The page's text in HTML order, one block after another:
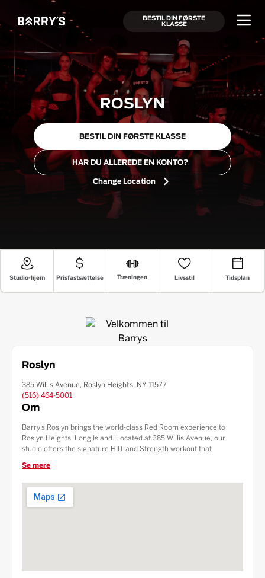
BESTIL DIN FØRSTE
KLASSE
ROSLYN
BESTIL DIN FØRSTE KLASSE
HAR DU ALLEREDE EN KONTO?
Change Location
Studio-hjem Prisfastsættelse Træningen Livsstil Tidsplan
Roslyn
385 Willis Avenue, Roslyn Heights, NY 11577
(516) 464-5001
Om
Barry’s Roslyn brings the world-class Red Room experience to
Roslyn Heights, Long Island. Located at 385 Willis Avenue, our
studio offers the signature HIIT and Strength workout that
pressure showers and premium grooming products, we are the
premier fitness destination for the North Shore community.
Experience the intensity and community that makes Barry’s the
"Best Workout in the World."
Se mere